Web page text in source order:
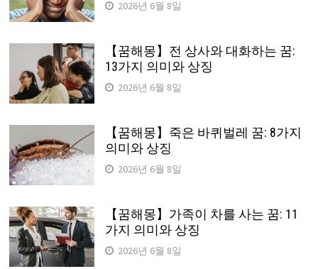
2026년 6월 8일
【꿈해몽】전 상사와 대화하는 꿈:
13가지 의미와 상징
2026년 6월 8일
【꿈해몽】죽은 바퀴벌레 꿈: 8가지
의미와 상징
2026년 6월 8일
【꿈해몽】가족이 차를 사는 꿈: 11
가지 의미와 상징
2026년 6월 8일